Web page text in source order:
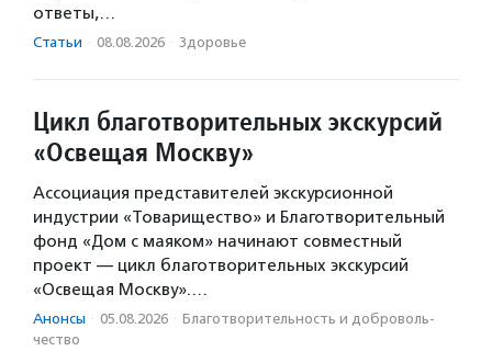
ответы,…
Статьи · 08.08.2026 · Здоровье
Цикл благотворительных экскурсий
«Освещая Москву»
Ассоциация представителей экскурсионной
индустрии «Товарищество» и Благотворительный
фонд «Дом с маяком» начинают совместный
проект — цикл благотворительных экскурсий
«Освещая Москву».…
Анонсы · 05.08.2026 · Благотвори­тель­ность и доброволь­
чест­во